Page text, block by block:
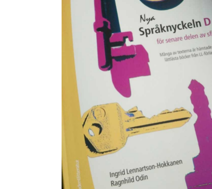
アルゼンチン
ウルグアイ
エクアドル
キューバ
グアテマラ
コスタリカ
コロンビア
セントルシア
チリ
ニカラグア
ハイチ
パナマ
パラグアイ
ブラジル
ベネズエラ
ペルー
ボリビア
メキシコ